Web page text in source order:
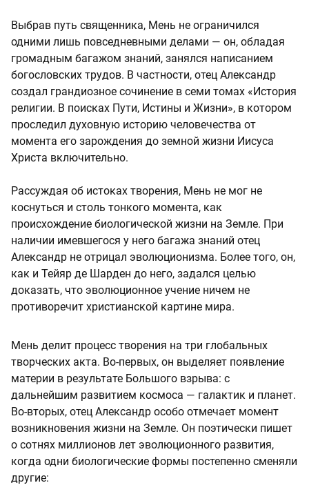
Выбрав путь священника, Мень не ограничился
одними лишь повседневными делами — он, обладая
громадным багажом знаний, занялся написанием
богословских трудов. В частности, отец Александр
создал грандиозное сочинение в семи томах «История
религии. В поисках Пути, Истины и Жизни», в котором
проследил духовную историю человечества от
момента его зарождения до земной жизни Иисуса
Христа включительно.
Рассуждая об истоках творения, Мень не мог не
коснуться и столь тонкого момента, как
происхождение биологической жизни на Земле. При
наличии имевшегося у него багажа знаний отец
Александр не отрицал эволюционизма. Более того, он,
как и Тейяр де Шарден до него, задался целью
доказать, что эволюционное учение ничем не
противоречит христианской картине мира.
Мень делит процесс творения на три глобальных
творческих акта. Во-первых, он выделяет появление
материи в результате Большого взрыва: с
дальнейшим развитием космоса — галактик и планет.
Во-вторых, отец Александр особо отмечает момент
возникновения жизни на Земле. Он поэтически пишет
о сотнях миллионов лет эволюционного развития,
когда одни биологические формы постепенно сменяли
другие: